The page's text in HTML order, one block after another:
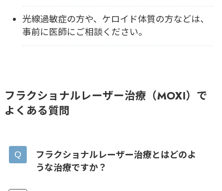
光線過敏症の方や、ケロイド体質の方などは、
事前に医師にご相談ください。
フラクショナルレーザー治療（MOXI）で
よくある質問
フラクショナルレーザー治療とはどのよ
うな治療ですか？